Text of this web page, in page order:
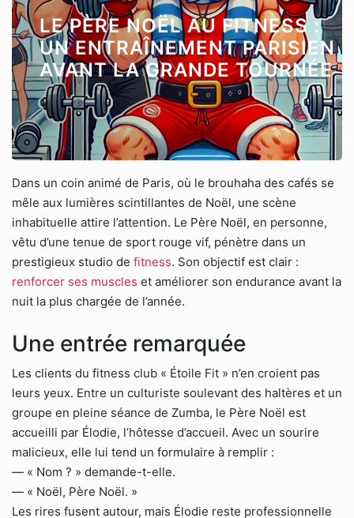
LE PÈRE NOËL AU FITNESS :
UN ENTRAÎNEMENT PARISIEN
AVANT LA GRANDE TOURNÉE
Dans un coin animé de Paris, où le brouhaha des cafés se
mêle aux lumières scintillantes de Noël, une scène
inhabituelle attire l’attention. Le Père Noël, en personne,
vêtu d’une tenue de sport rouge vif, pénètre dans un
prestigieux studio de fitness. Son objectif est clair :
renforcer ses muscles et améliorer son endurance avant la
nuit la plus chargée de l’année.
Une entrée remarquée
Les clients du fitness club « Étoile Fit » n’en croient pas
leurs yeux. Entre un culturiste soulevant des haltères et un
groupe en pleine séance de Zumba, le Père Noël est
accueilli par Élodie, l’hôtesse d’accueil. Avec un sourire
malicieux, elle lui tend un formulaire à remplir :
— « Nom ? » demande-t-elle.
— « Noël, Père Noël. »
Les rires fusent autour, mais Élodie reste professionnelle